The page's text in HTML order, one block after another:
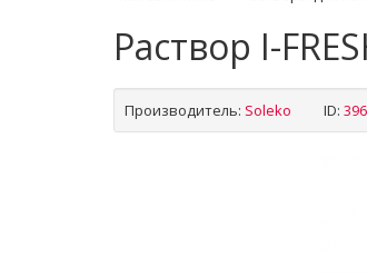
Раствор I-
Производитель: Soleko ID: 396